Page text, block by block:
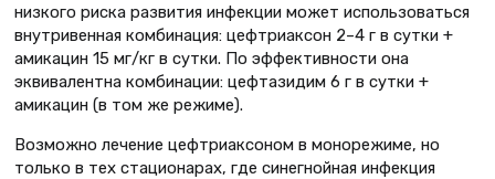
низкого риска развития инфекции может использоваться
внутривенная комбинация: цефтриаксон 2–4 г в сутки +
амикацин 15 мг/кг в сутки. По эффективности она
эквивалентна комбинации: цефтазидим 6 г в сутки +
амикацин (в том же режиме).
Возможно лечение цефтриаксоном в монорежиме, но
только в тех стационарах, где синегнойная инфекция